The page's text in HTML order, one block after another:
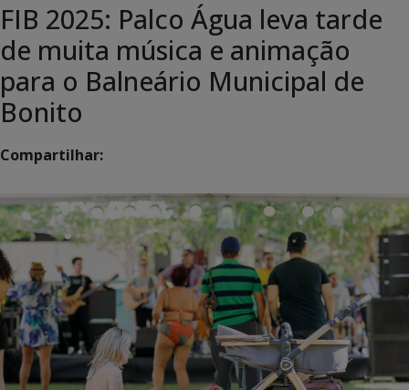
FIB 2025: Palco Água leva tarde
de muita música e animação
para o Balneário Municipal de
Bonito
Compartilhar: